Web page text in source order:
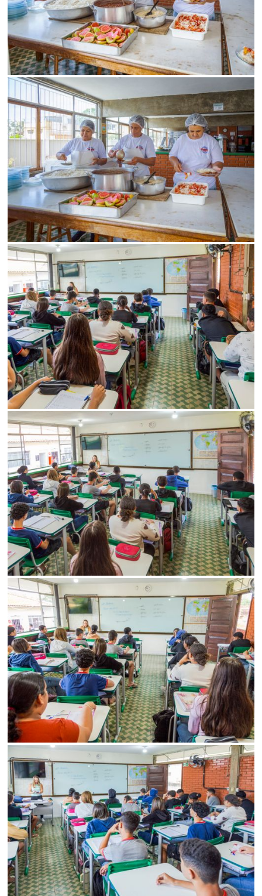
SALVAR